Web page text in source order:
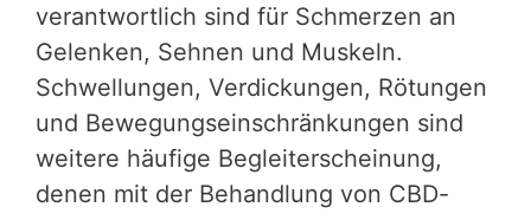
verantwortlich sind für Schmerzen an
Gelenken, Sehnen und Muskeln.
Schwellungen, Verdickungen, Rötungen
und Bewegungseinschränkungen sind
weitere häufige Begleiterscheinung,
denen mit der Behandlung von CBD-